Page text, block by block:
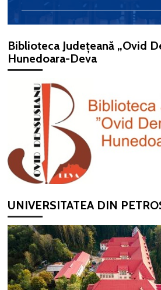
Biblioteca Județeană „Ovid
Hunedoara-Deva
UNIVERSITATEA DIN